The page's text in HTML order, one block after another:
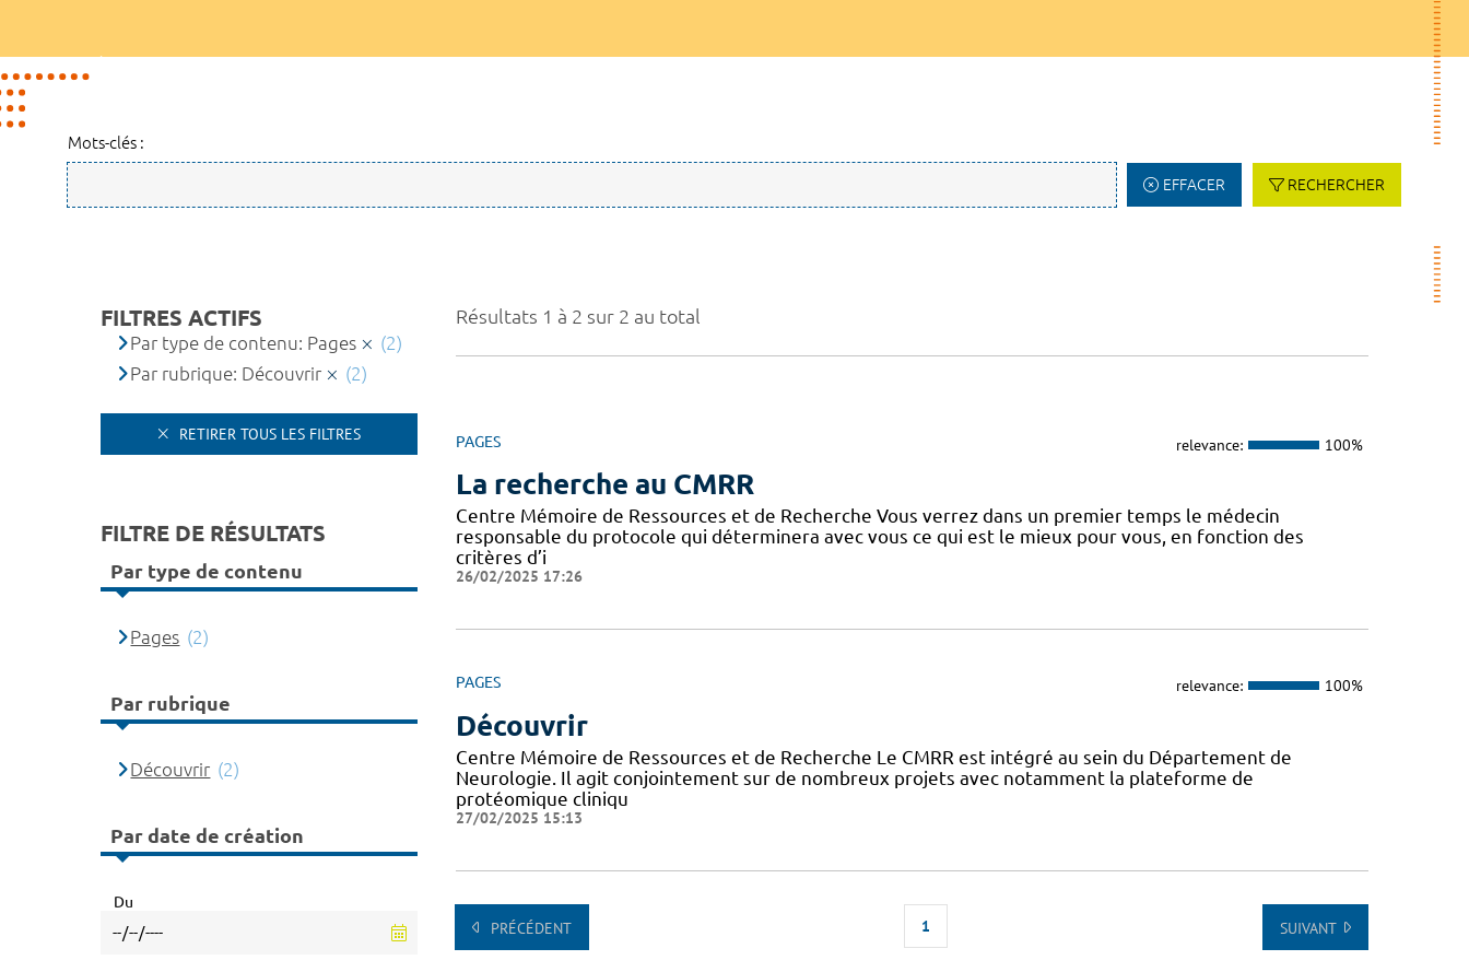
Mots-clés :
EFFACER RECHERCHER
Résultats 1 à 2 sur 2 au total
PAGES relevance: 100%
La recherche au CMRR
Centre Mémoire de Ressources et de Recherche Vous verrez dans un premier temps le médecin
responsable du protocole qui déterminera avec vous ce qui est le mieux pour vous, en fonction des
critères d’i
26/02/2025 17:26
PAGES relevance: 100%
Découvrir
Centre Mémoire de Ressources et de Recherche Le CMRR est intégré au sein du Département de
Neurologie. Il agit conjointement sur de nombreux projets avec notamment la plateforme de
protéomique cliniqu
27/02/2025 15:13
PRÉCÉDENT 1 SUIVANT
FILTRES ACTIFS
Par type de contenu: Pages
(2)
Par rubrique: Découvrir
(2)
RETIRER TOUS LES FILTRES
FILTRE DE RÉSULTATS
Par type de contenu
Pages (2)
Par rubrique
Découvrir (2)
Par date de création
Du